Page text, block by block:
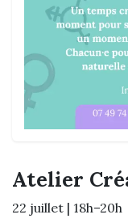
Atelier
22 juillet | 18h–20h